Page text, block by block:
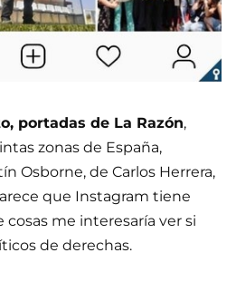
portadas de La Razón,
zonas de España,
Osborne, de Carlos Herrera,
que Instagram tiene
me interesaría ver si
de derechas.